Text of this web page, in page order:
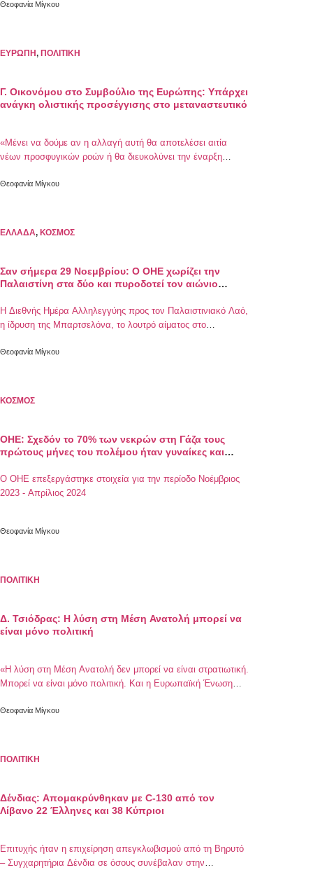
Θεοφανία Μίγκου
ΕΥΡΩΠΗ, ΠΟΛΙΤΙΚΗ
Γ. Οικονόμου στο Συμβούλιο της Ευρώπης: Υπάρχει
ανάγκη ολιστικής προσέγγισης στο μεταναστευτικό
«Μένει να δούμε αν η αλλαγή αυτή θα αποτελέσει αιτία
νέων προσφυγικών ροών ή θα διευκολύνει την έναρξη
στη Συρία, την Ουκρανία και τη Μέση Ανατολή
Θεοφανία Μίγκου
ΕΛΛΑΔΑ, ΚΟΣΜΟΣ
Σαν σήμερα 29 Νοεμβρίου: Ο ΟΗΕ χωρίζει την
Παλαιστίνη στα δύο και πυροδοτεί τον αιώνιο
Η Διεθνής Ημέρα Αλληλεγγύης προς τον Παλαιστινιακό Λαό,
η ίδρυση της Μπαρτσελόνα, το λουτρό αίματος στο
Θεοφανία Μίγκου
ΚΟΣΜΟΣ
ΟΗΕ: Σχεδόν το 70% των νεκρών στη Γάζα τους
πρώτους μήνες του πολέμου ήταν γυναίκες και
Ο ΟΗΕ επεξεργάστηκε στοιχεία για την περίοδο Νοέμβριος
2023 - Απρίλιος 2024
Θεοφανία Μίγκου
ΠΟΛΙΤΙΚΗ
Δ. Τσιόδρας: Η λύση στη Μέση Ανατολή μπορεί να
είναι μόνο πολιτική
«Η λύση στη Μέση Ανατολή δεν μπορεί να είναι στρατιωτική.
Μπορεί να είναι μόνο πολιτική. Και η Ευρωπαϊκή Ένωση
ευρωβουλευτής της ΝΔ, Δημήτρης Τσιόδρας
Θεοφανία Μίγκου
ΠΟΛΙΤΙΚΗ
Δένδιας: Απομακρύνθηκαν με C-130 από τον
Λίβανο 22 Έλληνες και 38 Κύπριοι
Επιτυχής ήταν η επιχείρηση απεγκλωβισμού από τη Βηρυτό
– Συγχαρητήρια Δένδια σε όσους συνέβαλαν στην